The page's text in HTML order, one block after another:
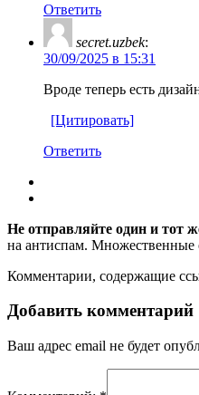
Ответить
secret.uzbek:
30/09/2025 в 15:31
Вроде теперь есть
[Цитировать]
Ответить
Не отправляйте один и тот
на антиспам. Множественные
Комментарии, содержащие
Добавить комментарий
Ваш адрес email не будет